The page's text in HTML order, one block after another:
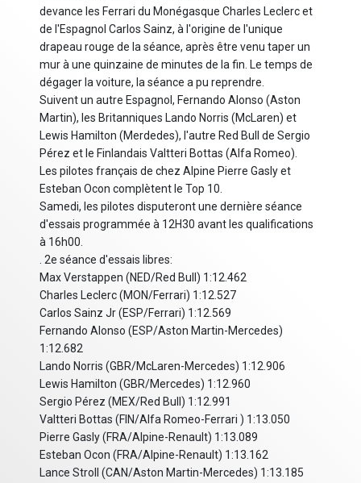
devance les Ferrari du Monégasque Charles Leclerc et
de l'Espagnol Carlos Sainz, à l'origine de l'unique
drapeau rouge de la séance, après être venu taper un
mur à une quinzaine de minutes de la fin. Le temps de
dégager la voiture, la séance a pu reprendre.
Suivent un autre Espagnol, Fernando Alonso (Aston
Martin), les Britanniques Lando Norris (McLaren) et
Lewis Hamilton (Merdedes), l'autre Red Bull de Sergio
Pérez et le Finlandais Valtteri Bottas (Alfa Romeo).
Les pilotes français de chez Alpine Pierre Gasly et
Esteban Ocon complètent le Top 10.
Samedi, les pilotes disputeront une dernière séance
d'essais programmée à 12H30 avant les qualifications
à 16h00.
. 2e séance d'essais libres:
Max Verstappen (NED/Red Bull) 1:12.462
Charles Leclerc (MON/Ferrari) 1:12.527
Carlos Sainz Jr (ESP/Ferrari) 1:12.569
Fernando Alonso (ESP/Aston Martin-Mercedes)
1:12.682
Lando Norris (GBR/McLaren-Mercedes) 1:12.906
Lewis Hamilton (GBR/Mercedes) 1:12.960
Sergio Pérez (MEX/Red Bull) 1:12.991
Valtteri Bottas (FIN/Alfa Romeo-Ferrari ) 1:13.050
Pierre Gasly (FRA/Alpine-Renault) 1:13.089
Esteban Ocon (FRA/Alpine-Renault) 1:13.162
Lance Stroll (CAN/Aston Martin-Mercedes) 1:13.185